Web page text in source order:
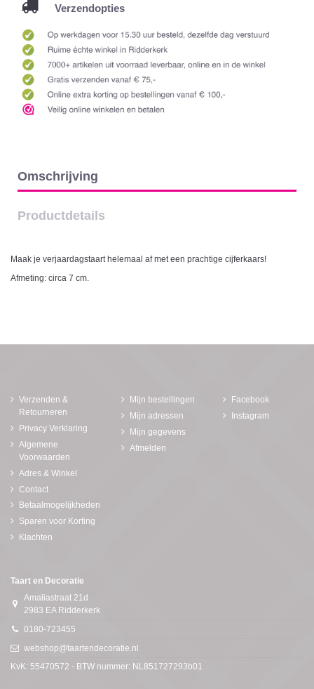
Verzendopties
Omschrijving
Productdetails
Maak je verjaardagstaart helemaal af met een prachtige cijferkaars!
Afmeting: circa 7 cm.
Verzenden &
Retourneren
Privacy Verklaring
Algemene
Voorwaarden
Adres & Winkel
Contact
Betaalmogelijkheden
Sparen voor Korting
Klachten
Mijn bestellingen
Mijn adressen
Mijn gegevens
Afmelden
Facebook
Instagram
Taart en Decoratie
Amaliastraat 21d
2983 EA Ridderkerk
0180-723455
webshop@taartendecoratie.nl
KvK: 55470572 - BTW nummer: NL851727293b01